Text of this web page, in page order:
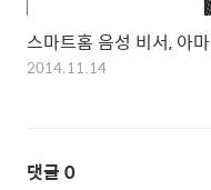
스마트홈 음성 비서, 아
2014.11.14
댓글 0